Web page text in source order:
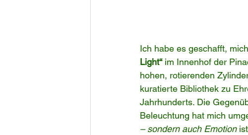
Ich habe es geschafft,
Light“ im Innenhof der
hohen, rotierenden
kuratierte Bibliothek zu
Jahrhunderts. Die
Beleuchtung hat mich
– sondern auch Emotion